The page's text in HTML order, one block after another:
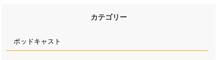
カテゴリー
ポッドキャスト